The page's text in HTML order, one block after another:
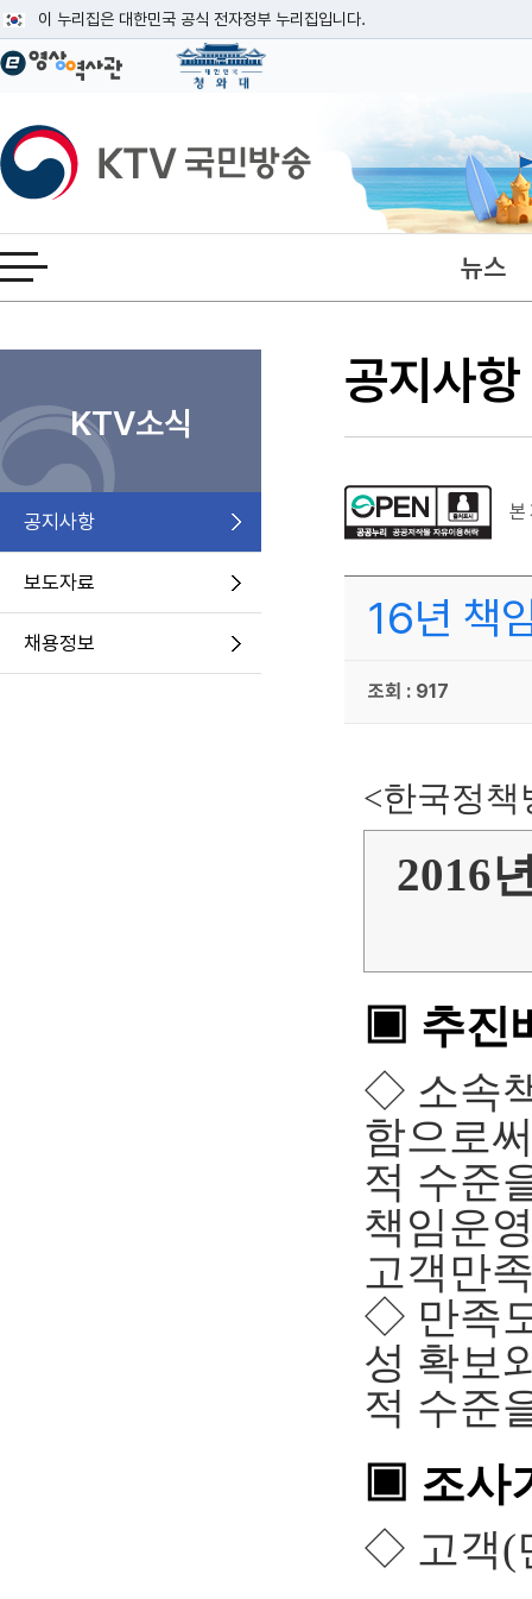
이 누리집은 대한민국 공식 전자정부 누리집입니다.
공식 누리집 주소 확인하기
이밖에 or.kr 또는 .kr등 다른 도메인 주소를 사용하고 있다면 아래 URL에서
운영중인 공식 누리집보기
KTV국민방송
전체메뉴 열기 뉴스
본문
KTV소식
공지사항
보도자료
채용정보
공지사항
본
16년 책
조회 : 917
<한국정책
2016
▣ 추진
◇ 소속
함으로
적 수준
책임운
고객만
◇ 만족
성 확보
적 수준
▣ 조사
◇ 고객(